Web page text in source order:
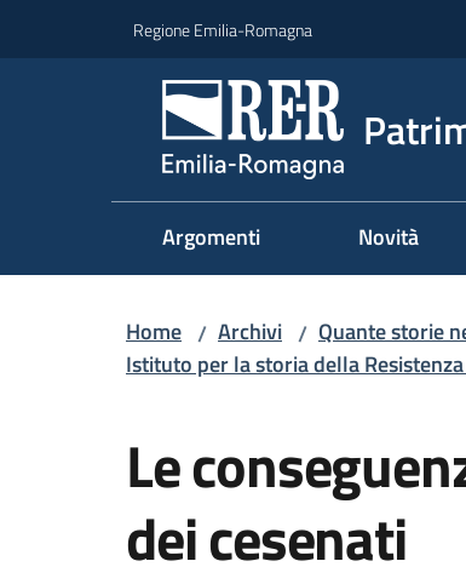
Regione Emilia-Romagna
Argomenti Novità
Home / Archivi / Quante storie
Istituto per la storia della
Le
dei cesenati